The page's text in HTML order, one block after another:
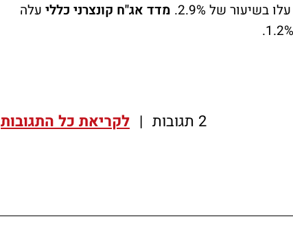
עלו בשיעור של 2.9%. מדד אג"ח קונצרני כללי עלה
2 תגובות | לקריאת כל התגובות